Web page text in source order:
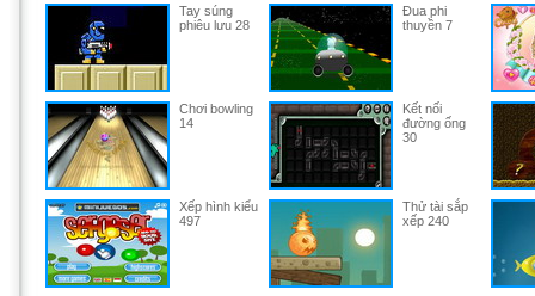
Tay súng
phiêu lưu 28
Đua phi
thuyền 7
Chơi bowling
14
Kết nối
đường ống
30
Xếp hình kiểu
497
Thử tài sắp
xếp 240